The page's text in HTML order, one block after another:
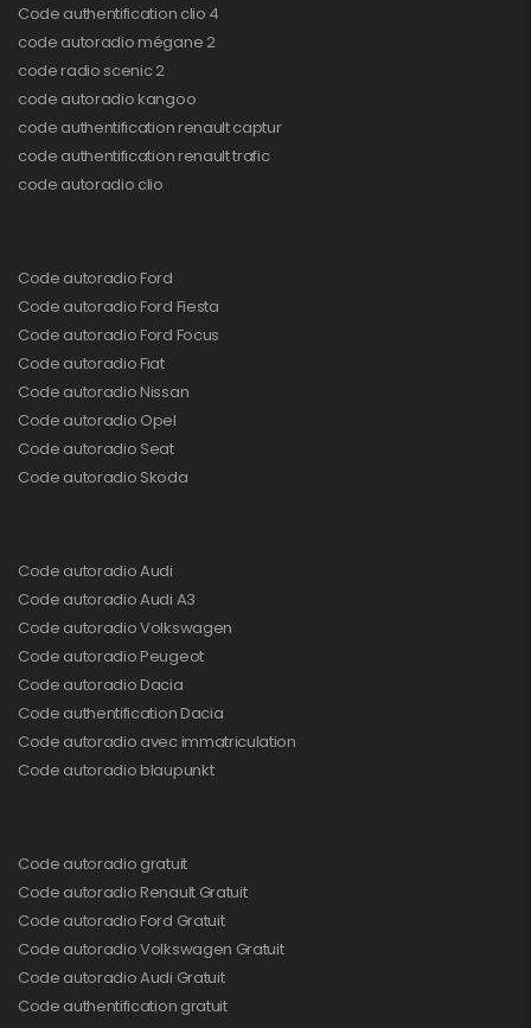
Code authentification clio 4
code autoradio mégane 2
code radio scenic 2
code autoradio kangoo
code authentification renault captur
code authentification renault trafic
code autoradio clio
Code autoradio Ford
Code autoradio Ford Fiesta
Code autoradio Ford Focus
Code autoradio Fiat
Code autoradio Nissan
Code autoradio Opel
Code autoradio Seat
Code autoradio Skoda
Code autoradio Audi
Code autoradio Audi A3
Code autoradio Volkswagen
Code autoradio Peugeot
Code autoradio Dacia
Code authentification Dacia
Code autoradio avec immatriculation
Code autoradio blaupunkt
Code autoradio gratuit
Code autoradio Renault Gratuit
Code autoradio Ford Gratuit
Code autoradio Volkswagen Gratuit
Code autoradio Audi Gratuit
Code authentification gratuit